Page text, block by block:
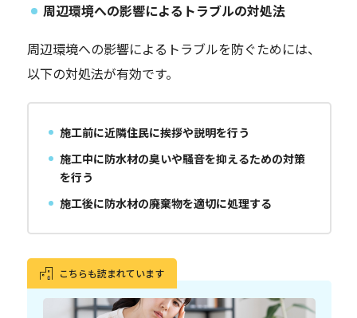
周辺環境への影響によるトラブルの対処法
周辺環境への影響によるトラブルを防ぐためには、
以下の対処法が有効です。
施工前に近隣住民に挨拶や説明を行う
施工中に防水材の臭いや騒音を抑えるための対策
を行う
施工後に防水材の廃棄物を適切に処理する
こちらも読まれています